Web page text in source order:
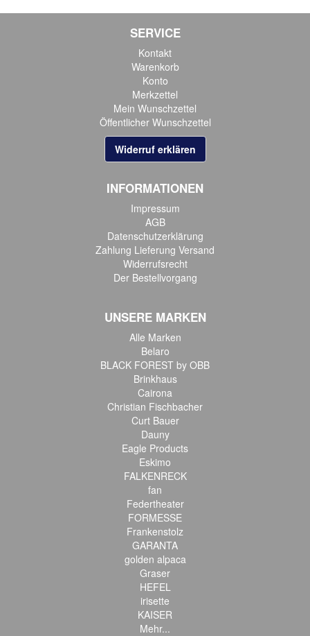
SERVICE
Kontakt
Warenkorb
Konto
Merkzettel
Mein Wunschzettel
Öffentlicher Wunschzettel
Widerruf erklären
INFORMATIONEN
Impressum
AGB
Datenschutzerklärung
Zahlung Lieferung Versand
Widerrufsrecht
Der Bestellvorgang
UNSERE MARKEN
Alle Marken
Belaro
BLACK FOREST by OBB
Brinkhaus
Cairona
Christian Fischbacher
Curt Bauer
Dauny
Eagle Products
Eskimo
FALKENRECK
fan
Federtheater
FORMESSE
Frankenstolz
GARANTA
golden alpaca
Graser
HEFEL
irisette
KAISER
Mehr...